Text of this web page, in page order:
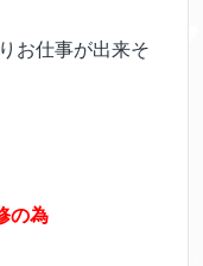
お仕事が出来そ
の為